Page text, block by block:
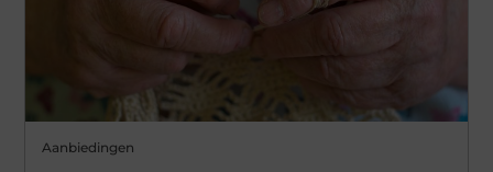
Aanbiedingen